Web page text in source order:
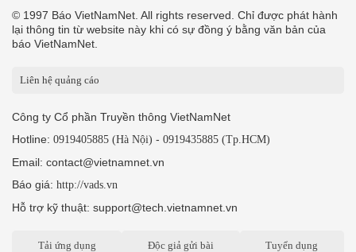
© 1997 Báo VietNamNet. All rights reserved. Chỉ được phát hành
lại thông tin từ website này khi có sự đồng ý bằng văn bản của
báo VietNamNet.
Liên hệ quảng cáo
Công ty Cổ phần Truyền thông VietNamNet
Hotline: 0919405885 (Hà Nội) - 0919435885 (Tp.HCM)
Email: contact@vietnamnet.vn
Báo giá: http://vads.vn
Hỗ trợ kỹ thuật: support@tech.vietnamnet.vn
Tải ứng dụng Độc giả gửi bài Tuyển dụng